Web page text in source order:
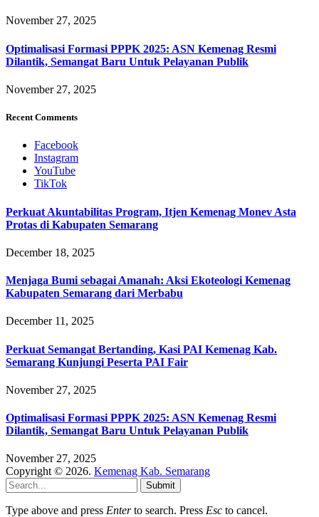
November 27, 2025
Optimalisasi Formasi PPPK 2025: ASN Kemenag Resmi
Dilantik, Semangat Baru Untuk Pelayanan Publik
November 27, 2025
Recent Comments
Facebook
Instagram
YouTube
TikTok
Perkuat Akuntabilitas Program, Itjen Kemenag Monev Asta
Protas di Kabupaten Semarang
December 18, 2025
Menjaga Bumi sebagai Amanah: Aksi Ekoteologi Kemenag
Kabupaten Semarang dari Merbabu
December 11, 2025
Perkuat Semangat Bertanding, Kasi PAI Kemenag Kab.
Semarang Kunjungi Peserta PAI Fair
November 27, 2025
Optimalisasi Formasi PPPK 2025: ASN Kemenag Resmi
Dilantik, Semangat Baru Untuk Pelayanan Publik
November 27, 2025
Copyright © 2026. Kemenag Kab. Semarang
Submit
Type above and press Enterto search. Press Esc to cancel.